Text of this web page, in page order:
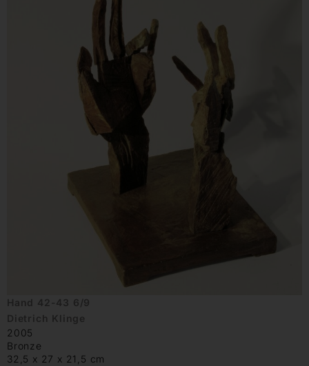
Hand 42-43 6/9
Dietrich Klinge
2005
Bronze
32,5 x 27 x 21,5 cm